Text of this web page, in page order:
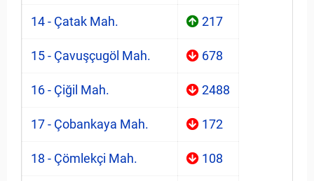
14 - Çatak Mah. 217
15 - Çavuşçugöl Mah. 678
16 - Çiğil Mah. 2488
17 - Çobankaya Mah. 172
18 - Çömlekçi Mah. 108